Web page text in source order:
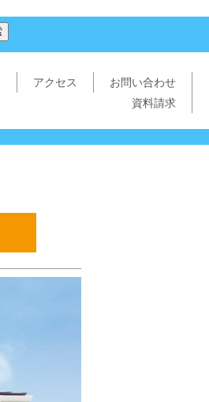
アクセス
お問い合わせ
資料請求